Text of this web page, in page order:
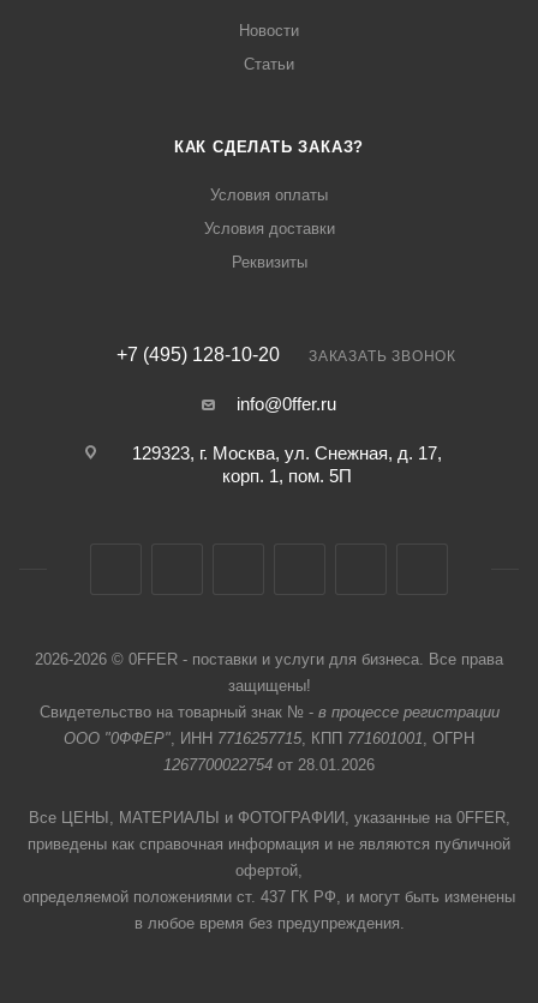
Новости
Статьи
КАК СДЕЛАТЬ ЗАКАЗ?
Условия оплаты
Условия доставки
Реквизиты
+7 (495) 128-10-20 ЗАКАЗАТЬ ЗВОНОК
info@0ffer.ru
129323, г. Москва, ул. Снежная, д. 17,
корп. 1, пом. 5П
2026-2026 © 0FFER - поставки и услуги для бизнеса. Все права
защищены!
Свидетельство на товарный знак № - в процессе регистрации
ООО "0ФФЕР", ИНН 7716257715, КПП 771601001, ОГРН
1267700022754 от 28.01.2026
Все ЦЕНЫ, МАТЕРИАЛЫ и ФОТОГРАФИИ, указанные на 0FFER,
приведены как справочная информация и не являются публичной
офертой,
определяемой положениями ст. 437 ГК РФ, и могут быть изменены
в любое время без предупреждения.